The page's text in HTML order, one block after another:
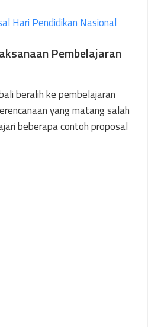
Hari Pendidikan Nasional
Pembelajaran
beralih ke pembelajaran
yang matang salah
beberapa contoh proposal